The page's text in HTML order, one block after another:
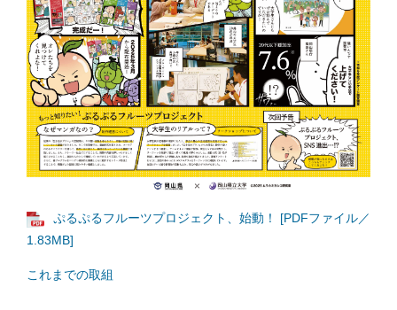
ぷるぷるフルーツプロジェクト、始動！ [PDFファイル／
1.83MB]
これまでの取組